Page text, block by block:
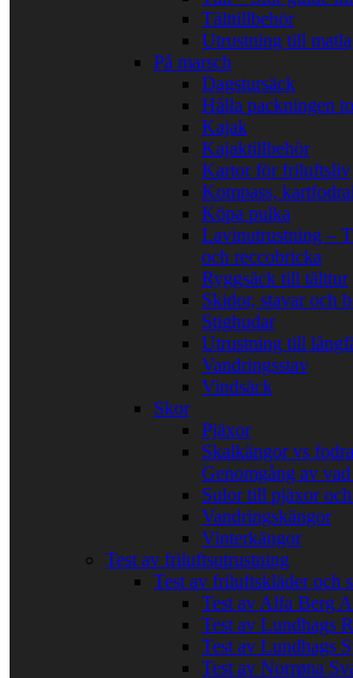
Tälttillbehör
Utrustning till
På marsch
Dagstursäck
Hålla packningen
Kajak
Kajaktillbehör
Kartor för friluftsliv
Kompass,
Köpa pulka
Lavinutrustning –
och reccobricka
Ryggsäck till tälttur
Skidor, stavar och
Stighudar
Utrustning till
Vandringsstav
Vindsäck
Skor
Pjäxor
Skalkängor vs
Genomgång av
Sulor till pjäxor
Vandringskängor
Vinterkängor
Test av friluftsutrustning
Test av friluftskläder och
Test av Alfa Berg
Test av Lundhags
Test av Lundhags
Test av Norrøna